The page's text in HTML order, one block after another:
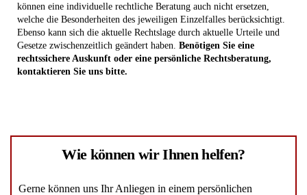
können eine individuelle rechtliche Beratung auch nicht ersetzen,
welche die Besonderheiten des jeweiligen Einzelfalles berücksichtigt.
Ebenso kann sich die aktuelle Rechtslage durch aktuelle Urteile und
Gesetze zwischenzeitlich geändert haben. Benötigen Sie eine
rechtssichere Auskunft oder eine persönliche Rechtsberatung,
kontaktieren Sie uns bitte.
Wie können wir Ihnen helfen?
Gerne können uns Ihr Anliegen in einem persönlichen